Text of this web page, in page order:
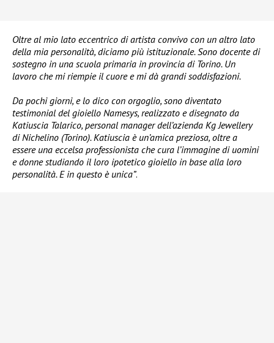
Oltre al mio lato eccentrico di artista convivo con un altro lato
della mia personalità, diciamo più istituzionale. Sono docente di
sostegno in una scuola primaria in provincia di Torino. Un
lavoro che mi riempie il cuore e mi dà grandi soddisfazioni.
Da pochi giorni, e lo dico con orgoglio, sono diventato
testimonial del gioiello Namesys, realizzato e disegnato da
Katiuscia Talarico, personal manager dell’azienda Kg Jewellery
di Nichelino (Torino). Katiuscia è un’amica preziosa, oltre a
essere una eccelsa professionista che cura l’immagine di uomini
e donne studiando il loro ipotetico gioiello in base alla loro
personalità. E in questo è unica”.